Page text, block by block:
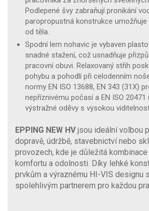
Podlepené švy zabraňují pronikání
paropropustná konstrukce umožňuje
od těla.
Spodní lem nohavic je vybaven
snadné stažení, což usnadňuje
pracovní obuvi. Relaxovaný střih
pohybu a pohodlí při celodenním
normy EN ISO 13688, EN 343 (31X)
nepříznivému počasí a EN ISO 20471
výstražné oděvy s vysokou
EPPING NEW HVjsou ideální volbou
dopravě, údržbě, stavebnictví nebo
provozech, kde je důležitá
komfortu a odolnosti. Díky lehké
prvkům a výraznému HI-VIS designu
spolehlivým partnerem pro každou